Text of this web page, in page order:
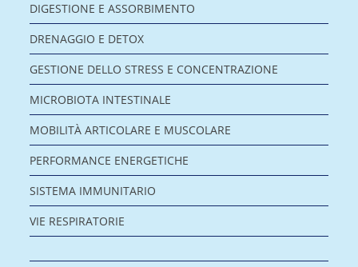
DIGESTIONE E ASSORBIMENTO
DRENAGGIO E DETOX
GESTIONE DELLO STRESS E CONCENTRAZIONE
MICROBIOTA INTESTINALE
MOBILITÀ ARTICOLARE E MUSCOLARE
PERFORMANCE ENERGETICHE
SISTEMA IMMUNITARIO
VIE RESPIRATORIE